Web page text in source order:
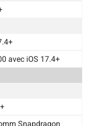
avec iOS 17.4+
Snapdragon